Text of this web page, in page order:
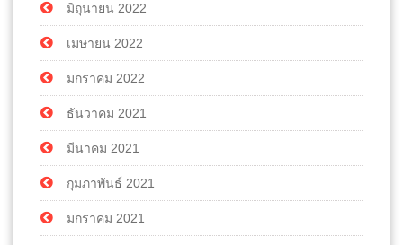
มิถุนายน 2022
เมษายน 2022
มกราคม 2022
ธันวาคม 2021
มีนาคม 2021
กุมภาพันธ์ 2021
มกราคม 2021